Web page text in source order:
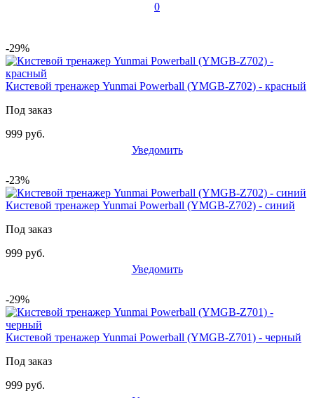
0
-29%
Кистевой тренажер Yunmai Powerball (YMGB-Z702) - красный
Под заказ
999 руб.
Уведомить
-23%
Кистевой тренажер Yunmai Powerball (YMGB-Z702) - синий
Под заказ
999 руб.
Уведомить
-29%
Кистевой тренажер Yunmai Powerball (YMGB-Z701) - черный
Под заказ
999 руб.